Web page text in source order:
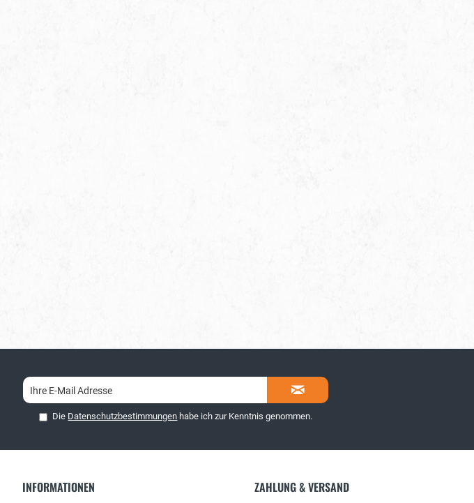
Die Datenschutzbestimmungen habe ich zur Kenntnis genommen.
INFORMATIONEN ZAHLUNG & VERSAND